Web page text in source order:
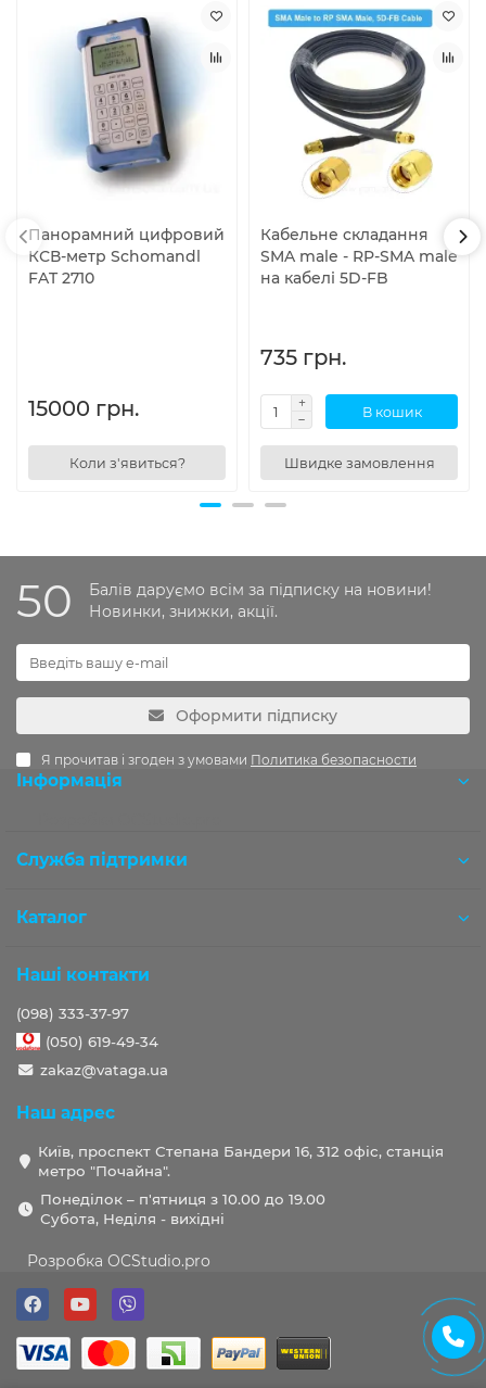
Панорамний цифровий
КСВ-метр Schomandl
FAT 2710
15000 грн.
Коли з'явиться?
Кабельне складання
SMA male - RP-SMA male
на кабелі 5D-FB
735 грн.
В кошик
Швидке замовлення
50
Балів даруємо всім за підписку на новини!
Новинки, знижки, акції.
Оформити підписку
Я прочитав і згоден з умовами Политика безопасности
Інформація
Служба підтримки
Каталог
Наші контакти
(098) 333-37-97
(050) 619-49-34
zakaz@vataga.ua
Наш адрес
Київ, проспект Степана Бандери 16, 312 офіс, станція
метро "Почайна".
Понеділок – п'ятниця з 10.00 до 19.00
Субота, Неділя - вихідні
Розробка OCStudio.pro